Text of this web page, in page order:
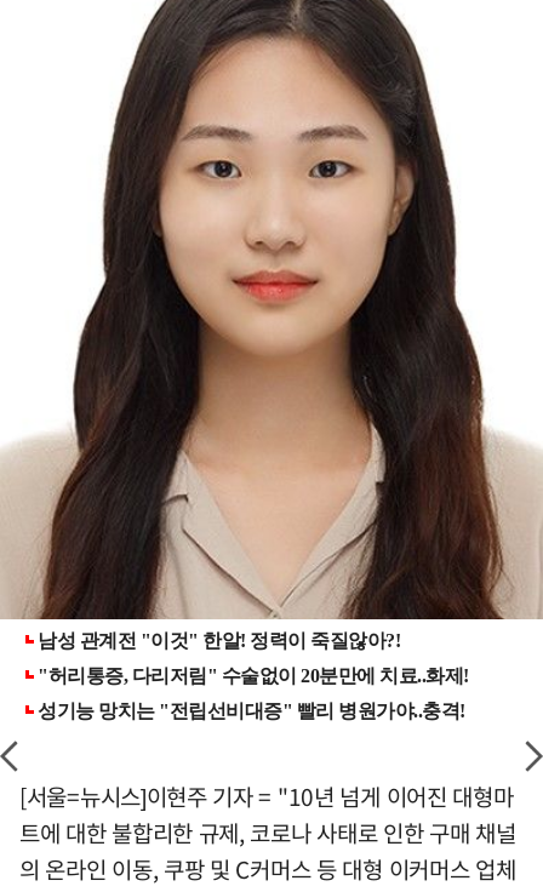
[서울=뉴시스]이현주 기자 = "10년 넘게 이어진 대형마
트에 대한 불합리한 규제, 코로나 사태로 인한 구매 채널
의 온라인 이동, 쿠팡 및 C커머스 등 대형 이커머스 업체